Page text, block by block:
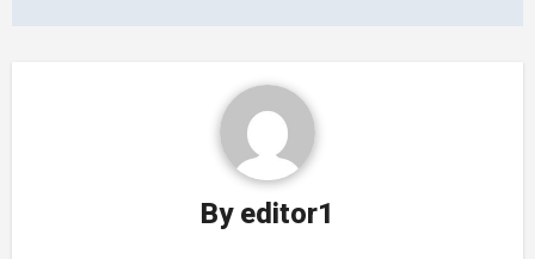
By editor1